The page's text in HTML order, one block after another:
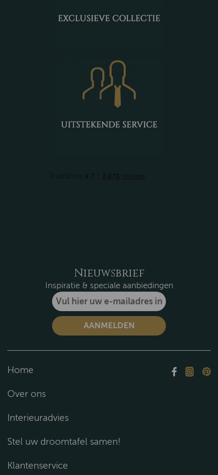
Nieuwsbrief
Inspiratie & speciale aanbiedingen
Home
Over ons
Interieuradvies
Stel uw droomtafel samen!
Klantenservice